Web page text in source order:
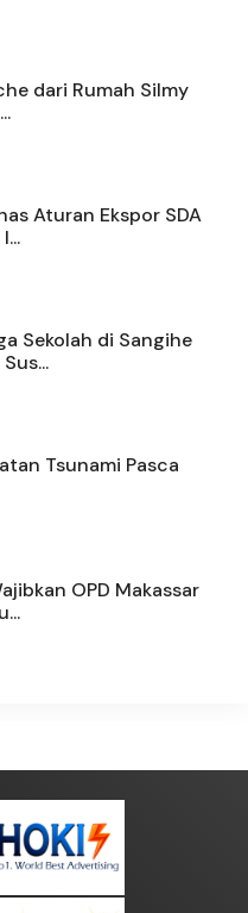
dari Rumah Silmy
Aturan Ekspor SDA
Sekolah di Sangihe
Tsunami Pasca
OPD Makassar